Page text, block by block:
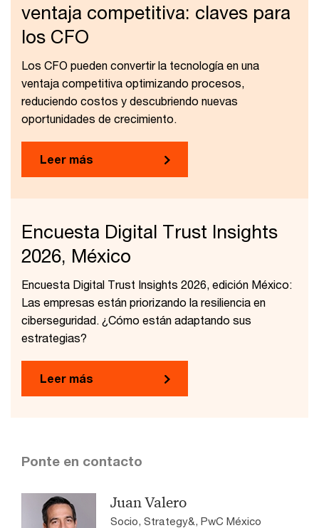
ventaja competitiva: claves para
los CFO
Los CFO pueden convertir la tecnología en una
ventaja competitiva optimizando procesos,
reduciendo costos y descubriendo nuevas
oportunidades de crecimiento.
Leer más
Encuesta Digital Trust Insights
2026, México
Encuesta Digital Trust Insights 2026, edición México:
Las empresas están priorizando la resiliencia en
ciberseguridad. ¿Cómo están adaptando sus
estrategias?
Leer más
Ponte en contacto
Juan Valero
Socio, Strategy&, PwC México